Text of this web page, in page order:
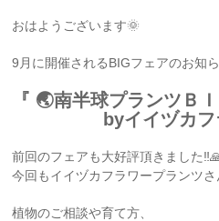
おはようございます🌞
9月に開催されるBIGフェアのお知
『 🌏南半球プランツＢ
byイイヅカフラワ
前回のフェアも大好評頂きました
今回もイイヅカフラワープランツ
植物のご相談や育て方、